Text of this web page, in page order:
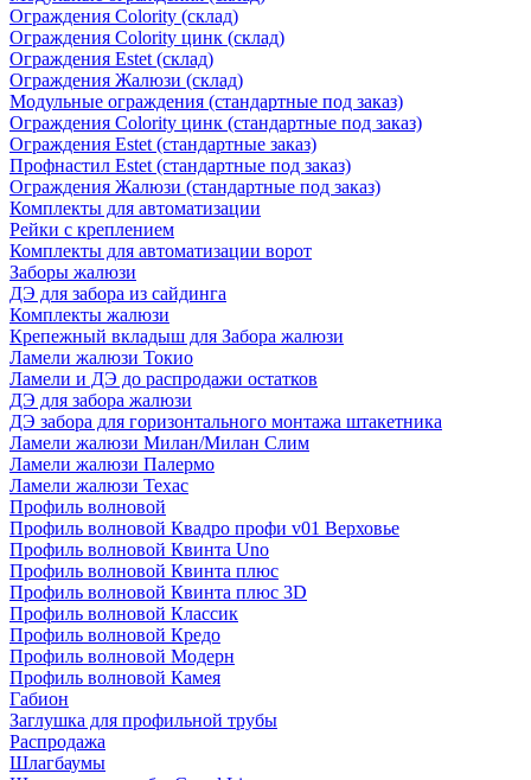
Ограждения Colority (склад)
Ограждения Colority цинк (склад)
Ограждения Estet (склад)
Ограждения Жалюзи (склад)
Модульные ограждения (стандартные под заказ)
Ограждения Colority цинк (стандартные под заказ)
Ограждения Estet (стандартные заказ)
Профнастил Estet (стандартные под заказ)
Ограждения Жалюзи (стандартные под заказ)
Комплекты для автоматизации
Рейки с креплением
Комплекты для автоматизации ворот
Заборы жалюзи
ДЭ для забора из сайдинга
Комплекты жалюзи
Крепежный вкладыш для Забора жалюзи
Ламели жалюзи Токио
Ламели и ДЭ до распродажи остатков
ДЭ для забора жалюзи
ДЭ забора для горизонтального монтажа штакетника
Ламели жалюзи Милан/Милан Слим
Ламели жалюзи Палермо
Ламели жалюзи Техас
Профиль волновой
Профиль волновой Квадро профи v01 Верховье
Профиль волновой Квинта Uno
Профиль волновой Квинта плюс
Профиль волновой Квинта плюс 3D
Профиль волновой Классик
Профиль волновой Кредо
Профиль волновой Модерн
Профиль волновой Камея
Габион
Заглушка для профильной трубы
Распродажа
Шлагбаумы